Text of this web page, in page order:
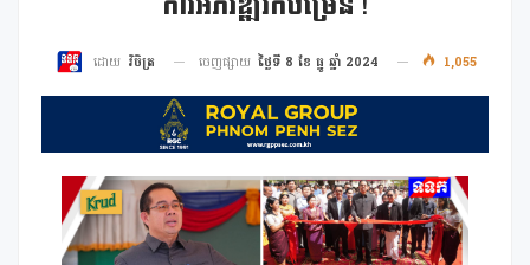
ដោយ វិចិត្រ ចេញផ្សាយ ថ្ងៃទី 8 ខែ ធ្នូ ឆ្នាំ 2024 1,055